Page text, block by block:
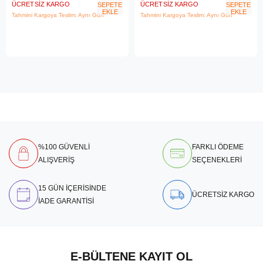
ÜCRETSIZ KARGO
Tahmini Kargoya Teslim: Aynı Gün
SEPETE
EKLE
ÜCRETSIZ KARGO
Tahmini Kargoya Teslim: Aynı Gün
SEPETE
EKLE
%100 GÜVENLİ
ALIŞVERİŞ
FARKLI ÖDEME
SEÇENEKLERİ
15 GÜN İÇERİSİNDE
İADE GARANTİSİ
ÜCRETSİZ KARGO
E-BÜLTENE KAYIT OL